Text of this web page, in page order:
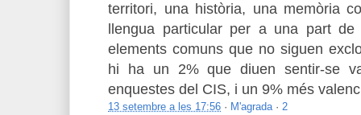
territori, una història, una memòria
llengua particular per a una part
elements comuns que no siguen
hi ha un 2% que diuen sentir-se
enquestes del CIS, i un 9% més
13 setembre a les 17:56 · M'agrada·2